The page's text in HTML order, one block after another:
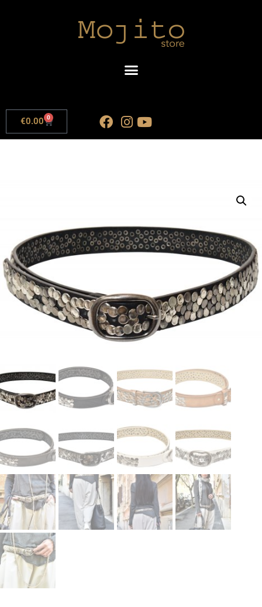
€0.00 0